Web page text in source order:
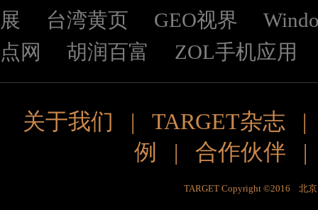
展
台湾黄页 GEO视界
点网
胡润百富 ZOL手机应用
关于我们 | TARGET杂志
例
| 合作伙伴
TARGET Copyright ©2016 北